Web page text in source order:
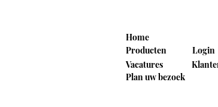
Home
Producten
Vacatures
Login
Plan uw bezoek